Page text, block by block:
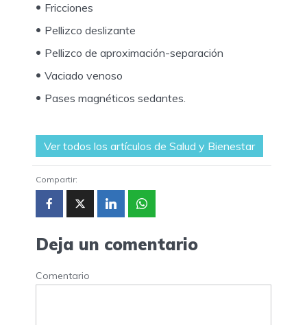
Fricciones
Pellizco deslizante
Pellizco de aproximación-separación
Vaciado venoso
Pases magnéticos sedantes.
Ver todos los artículos de Salud y Bienestar
Compartir:
Deja un comentario
Comentario